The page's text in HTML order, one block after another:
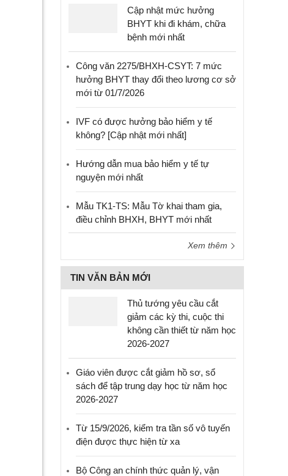
Cập nhật mức hưởng
BHYT khi đi khám, chữa
bệnh mới nhất
Công văn 2275/BHXH-CSYT: 7 mức
hưởng BHYT thay đổi theo lương cơ sở
mới từ 01/7/2026
IVF có được hưởng bảo hiểm y tế
không? [Cập nhật mới nhất]
Hướng dẫn mua bảo hiểm y tế tự
nguyện mới nhất
Mẫu TK1-TS: Mẫu Tờ khai tham gia,
điều chỉnh BHXH, BHYT mới nhất
Xem thêm
TIN VĂN BẢN MỚI
Thủ tướng yêu cầu cắt
giảm các kỳ thi, cuộc thi
không cần thiết từ năm học
2026-2027
Giáo viên được cắt giảm hồ sơ, sổ
sách để tập trung dạy học từ năm học
2026-2027
Từ 15/9/2026, kiểm tra tần số vô tuyến
điện được thực hiện từ xa
Bộ Công an chính thức quản lý, vận